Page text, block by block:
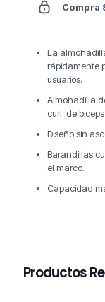
Compra
La
rápidamente
usuarios.
Almohadilla
curl de
Diseño sin
Barandillas
el marco.
Capacidad
Productos